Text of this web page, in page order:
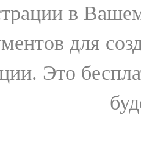
в
для
Это